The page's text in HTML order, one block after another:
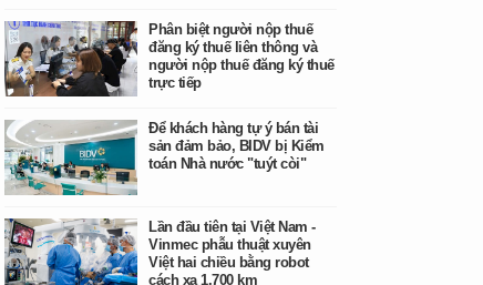
Phân biệt người nộp thuế
đăng ký thuế liên thông và
người nộp thuế đăng ký thuế
trực tiếp
Để khách hàng tự ý bán tài
sản đảm bảo, BIDV bị Kiểm
toán Nhà nước "tuýt còi"
Lần đầu tiên tại Việt Nam -
Vinmec phẫu thuật xuyên
Việt hai chiều bằng robot
cách xa 1.700 km